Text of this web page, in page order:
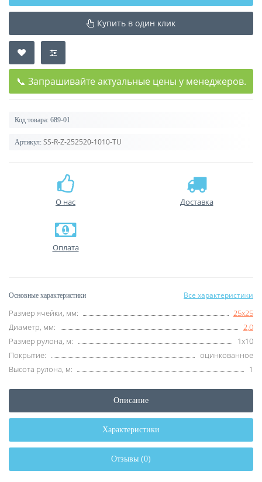
Купить в один клик
📞 Запрашивайте актуальные цены у менеджеров.
Код товара: 689-01
Артикул: SS-R-Z-252520-1010-TU
О нас Доставка
Оплата
Основные характеристики Все характеристики
Размер ячейки, мм:
25х25
Диаметр, мм:
2,0
Размер рулона, м:
1х10
Покрытие:
оцинкованное
Высота рулона, м:
1
Описание
Характеристики
Отзывы (0)